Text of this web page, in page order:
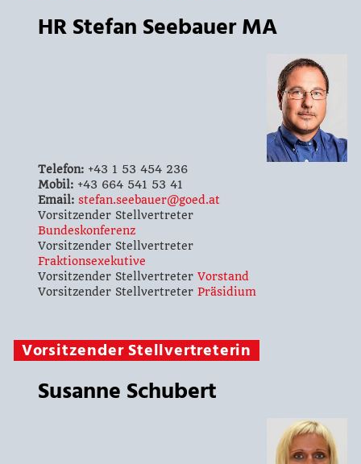
HR Stefan Seebauer MA
Telefon:+43 1 53 454 236
Mobil:+43 664 541 53 41
Email: stefan.seebauer@goed.at
Vorsitzender Stellvertreter
Bundeskonferenz
Vorsitzender Stellvertreter
Fraktionsexekutive
Vorsitzender Stellvertreter Vorstand
Vorsitzender Stellvertreter Präsidium
Vorsitzender Stellvertreterin
Susanne Schubert